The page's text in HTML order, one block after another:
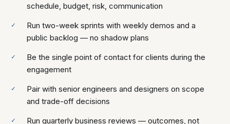
schedule, budget, risk, communication
Run two-week sprints with weekly demos and a
public backlog — no shadow plans
Be the single point of contact for clients during the
engagement
Pair with senior engineers and designers on scope
and trade-off decisions
Run quarterly business reviews — outcomes, not